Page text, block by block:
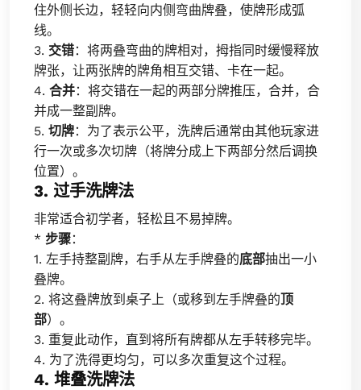
住外侧长边，轻轻向内侧弯曲牌叠，使牌形成弧
线。
3. 交错：将两叠弯曲的牌相对，拇指同时缓慢释放
牌张，让两张牌的牌角相互交错、卡在一起。
4. 合并：将交错在一起的两部分牌推压，合并，合
并成一整副牌。
5. 切牌：为了表示公平，洗牌后通常由其他玩家进
行一次或多次切牌（将牌分成上下两部分然后调换
位置）。
3. 过手洗牌法
非常适合初学者，轻松且不易掉牌。
* 步骤：
1. 左手持整副牌，右手从左手牌叠的底部抽出一小
叠牌。
2. 将这叠牌放到桌子上（或移到左手牌叠的顶
部）。
3. 重复此动作，直到将所有牌都从左手转移完毕。
4. 为了洗得更均匀，可以多次重复这个过程。
4. 堆叠洗牌法